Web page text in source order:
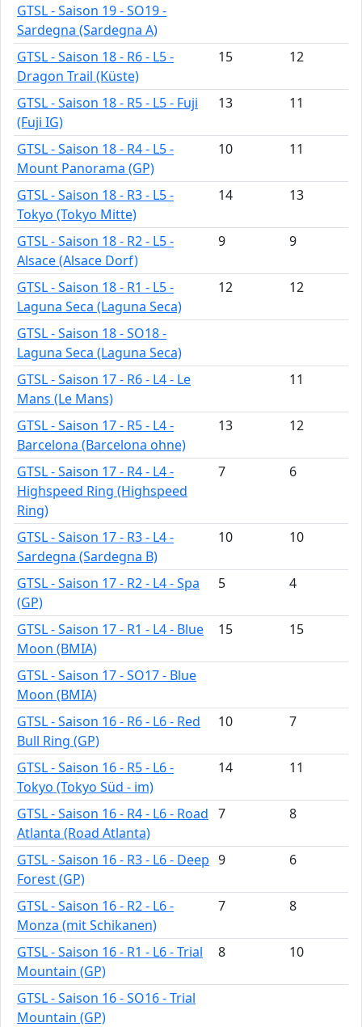
GTSL - Saison 19 - SO19 -
Sardegna (Sardegna A)
GTSL - Saison 18 - R6 - L5 -
Dragon Trail (Küste)
15 12
GTSL - Saison 18 - R5 - L5 - Fuji
(Fuji IG)
13 11
GTSL - Saison 18 - R4 - L5 -
Mount Panorama (GP)
10 11
GTSL - Saison 18 - R3 - L5 -
Tokyo (Tokyo Mitte)
14 13
GTSL - Saison 18 - R2 - L5 -
Alsace (Alsace Dorf)
9 9
GTSL - Saison 18 - R1 - L5 -
Laguna Seca (Laguna Seca)
12 12
GTSL - Saison 18 - SO18 -
Laguna Seca (Laguna Seca)
GTSL - Saison 17 - R6 - L4 - Le
Mans (Le Mans)
11
GTSL - Saison 17 - R5 - L4 -
Barcelona (Barcelona ohne)
13 12
GTSL - Saison 17 - R4 - L4 -
Highspeed Ring (Highspeed
Ring)
7 6
GTSL - Saison 17 - R3 - L4 -
Sardegna (Sardegna B)
10 10
GTSL - Saison 17 - R2 - L4 - Spa
(GP)
5 4
GTSL - Saison 17 - R1 - L4 - Blue
Moon (BMIA)
15 15
GTSL - Saison 17 - SO17 - Blue
Moon (BMIA)
GTSL - Saison 16 - R6 - L6 - Red
Bull Ring (GP)
10 7
GTSL - Saison 16 - R5 - L6 -
Tokyo (Tokyo Süd - im)
14 11
GTSL - Saison 16 - R4 - L6 - Road
Atlanta (Road Atlanta)
7 8
GTSL - Saison 16 - R3 - L6 - Deep
Forest (GP)
9 6
GTSL - Saison 16 - R2 - L6 -
Monza (mit Schikanen)
7 8
GTSL - Saison 16 - R1 - L6 - Trial
Mountain (GP)
8 10
GTSL - Saison 16 - SO16 - Trial
Mountain (GP)